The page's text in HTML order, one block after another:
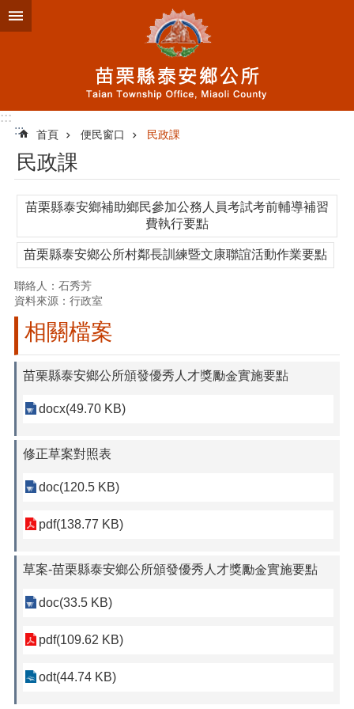
跳到主要內容區塊
:::
:::
首頁 便民窗口 民政課
民政課
苗栗縣泰安鄉補助鄉民參加公務人員考試考前輔導補習
費執行要點
苗栗縣泰安鄉公所村鄰長訓練暨文康聯誼活動作業要點
聯絡人：石秀芳
資料來源：行政室
相關檔案
苗栗縣泰安鄉公所頒發優秀人才獎勵金實施要點
docx(49.70 KB)
修正草案對照表
doc(120.5 KB)
pdf(138.77 KB)
草案-苗栗縣泰安鄉公所頒發優秀人才獎勵金實施要點
doc(33.5 KB)
pdf(109.62 KB)
odt(44.74 KB)